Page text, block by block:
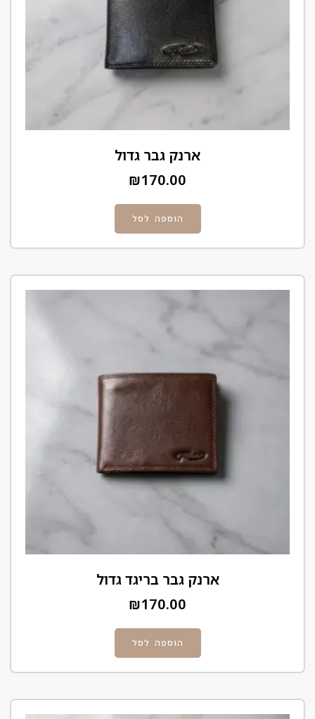
ארנק גבר גדול
₪170.00
הוספה לסל
ארנק גבר בריגד גדול
₪170.00
הוספה לסל